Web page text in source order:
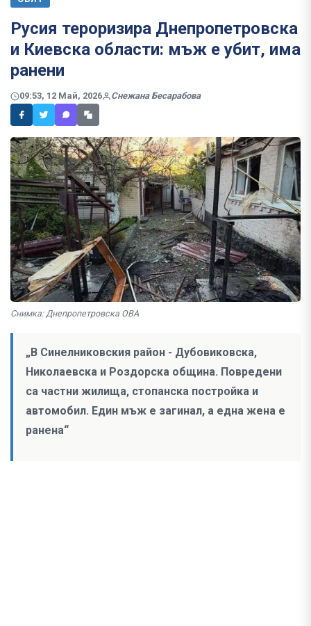
Русия тероризира Днепропетровска
и Киевска области: мъж е убит, има
ранени
09:53, 12 Май, 2026 Снежана Бесарабова
Снимка: Днепропетровска ОВА
„В Синелниковския район - Дубовиковска,
Николаевска и Роздорска община. Повредени
са частни жилища, стопанска постройка и
автомобил. Един мъж е загинал, а една жена е
ранена“